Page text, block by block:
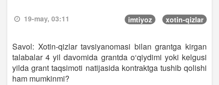
19-may, 03:11 imtiyoz xotin-qizlar
Savol: Xotin-qizlar tavsiyanomasi bilan grantga kirgan
talabalar 4 yil davomida grantda o‘qiydimi yoki kelgusi
yilda grant taqsimoti natijasida kontraktga tushib qolishi
ham mumkinmi?